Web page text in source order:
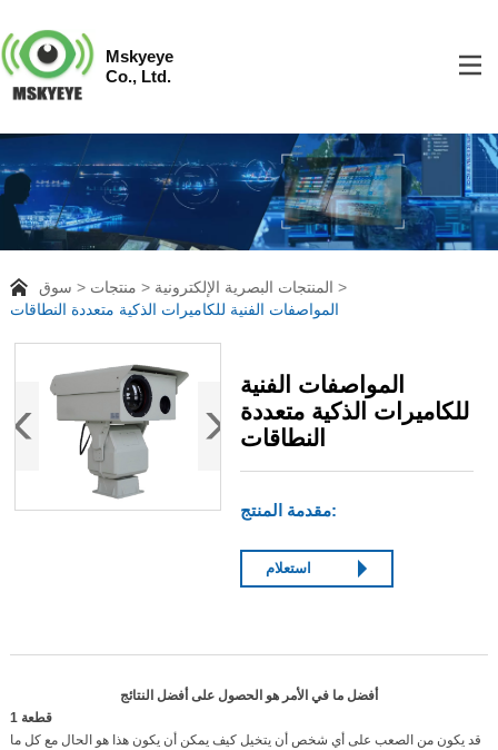
Mskyeye
Co., Ltd.
سوق منتجات
المنتجات البصرية الإلكترونية
المواصفات الفنية للكاميرات الذكية متعددة النطاقات
المواصفات الفنية
للكاميرات الذكية متعددة
النطاقات
مقدمة المنتج:
استعلام
أفضل ما في الأمر هو الحصول على أفضل النتائج
1 قطعة
قد يكون من الصعب على أي شخص أن يتخيل كيف يمكن أن يكون هذا هو الحال مع كل ما